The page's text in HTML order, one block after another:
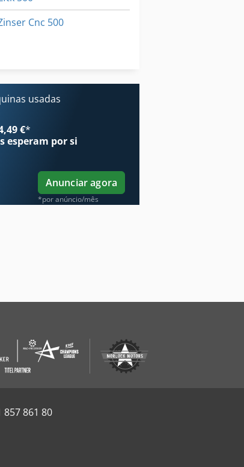
Cnc 500
usadas
€*
esperam por si
Anunciar agora
*por anúncio/mês
857 861 80